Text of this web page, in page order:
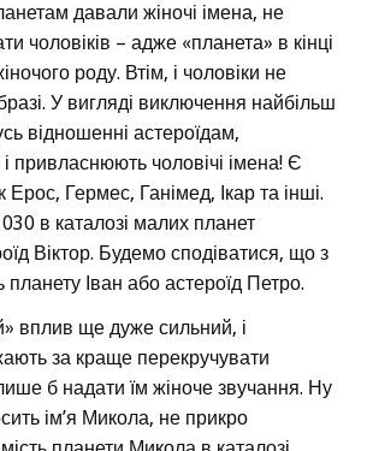
давали жіночі імена, не
чоловіків – адже «планета» в кінці
роду. Втім, і чоловіки не
У вигляді виключення найбільш
відношенні астероїдам,
привласнюють чоловічі імена! Є
Ерос, Гермес, Ганімед, Ікар та інші.
в каталозі малих планет
Віктор. Будемо сподіватися, що з
планету Іван або астероїд Петро.
вплив ще дуже сильний, і
за краще перекручувати
б надати їм жіноче звучання. Ну
ім’я Микола, не прикро